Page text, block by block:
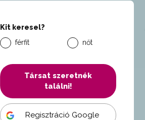
Kit keresel?
férfit
nőt
Társat szeretnék
találni!
Regisztráció Google